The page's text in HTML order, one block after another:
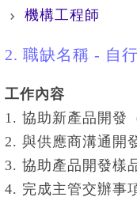
機構工程師
2. 職缺名稱 - 自
工作內容
1. 協助新產品開發
2. 與供應商溝通開
3. 協助產品開發樣
4. 完成主管交辦事